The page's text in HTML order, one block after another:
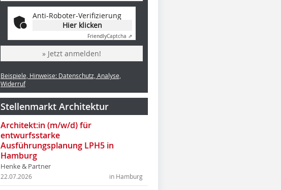
Anti-Roboter-Verifizierung
Hier klicken
FriendlyCaptcha ⇗
» Jetzt anmelden!
Beispiele, Hinweise: Datenschutz, Analyse,
Widerruf
Stellenmarkt Architektur
Architekt:in (m/w/d) für
entwurfsstarke
Ausführungsplanung LPH5 in
Hamburg
Henke & Partner
in Hamburg
22.07.2026